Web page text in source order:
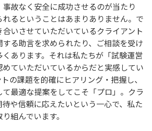
故なく安全に成功させるのが当たり
るということはあまりありません。で
いさせていただいているクライアント
る助言を求められたり、ご相談を受け
あります。それは私たちが「試験運営
ていただいているからだと実感してい
の課題を的確にヒアリング・把握し、
最適な提案をしてこそ「プロ」。クラ
や信頼に応えたいという一心で、私た
組んでいます。